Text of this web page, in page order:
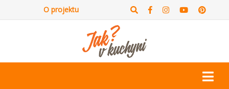
O projektu